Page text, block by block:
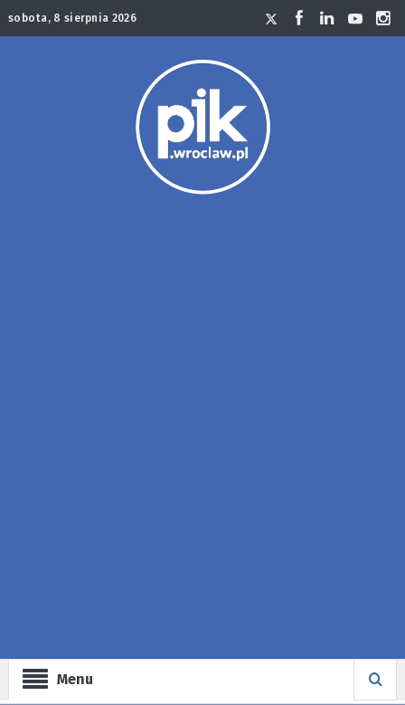
sobota, 8 sierpnia 2026
Menu